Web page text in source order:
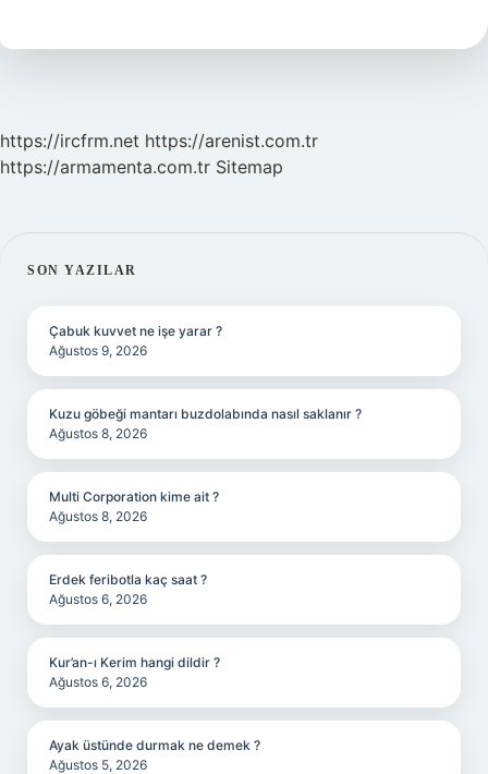
Demek
https://ircfrm.net https://arenist.com.tr
https://armamenta.com.tr Sitemap
SIDEBAR
SON YAZILAR
Çabuk kuvvet ne işe yarar ?
Ağustos 9, 2026
Kuzu göbeği mantarı buzdolabında nasıl saklanır ?
Ağustos 8, 2026
Multi Corporation kime ait ?
Ağustos 8, 2026
Erdek feribotla kaç saat ?
Ağustos 6, 2026
Kur’an-ı Kerim hangi dildir ?
Ağustos 6, 2026
Ayak üstünde durmak ne demek ?
Ağustos 5, 2026